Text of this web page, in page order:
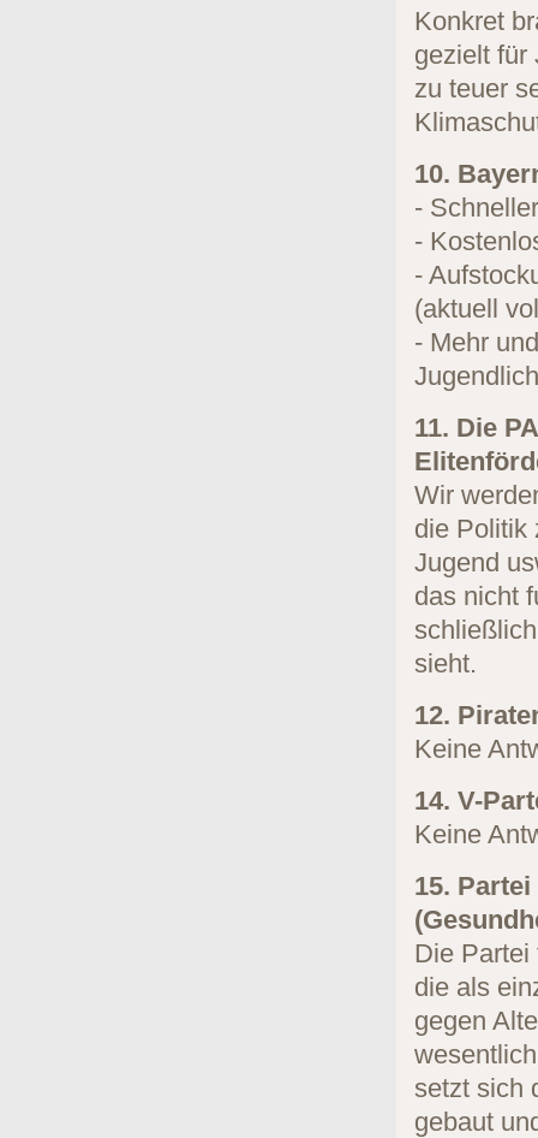
Konkret
gezielt für
zu teuer
10.
-
-
-
(aktuell
- Mehr
11. Die
Wir
die Politik
Jugend
das nicht
sieht.
12.
Keine
14. V-
Keine
15.
Die Partei
die als
gegen
setzt sich
gebaut